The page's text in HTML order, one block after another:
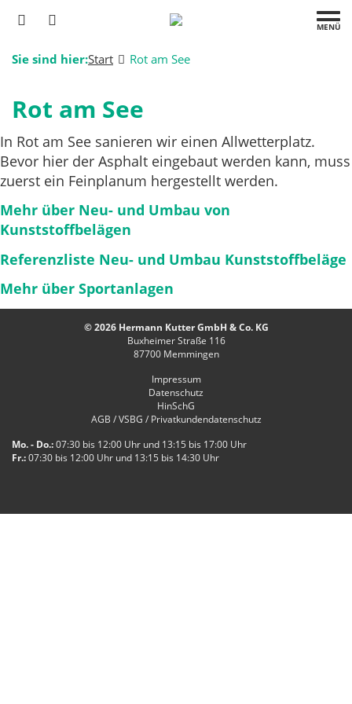
MENÜ
Sie sind hier:Start Rot am See
Rot am See
In Rot am See sanieren wir einen Allwetterplatz.
Bevor hier der Asphalt eingebaut werden kann, muss
zuerst ein Feinplanum hergestellt werden.
Mehr über Neu- und Umbau von
Kunststoffbelägen
Referenzliste Neu- und Umbau Kunststoffbeläge
Mehr über Sportanlagen
© 2026 Hermann Kutter GmbH & Co. KG
Buxheimer Straße 116
87700Memmingen
Impressum
Datenschutz
HinSchG
AGB / VSBG / Privatkundendatenschutz
Mo. - Do.:07:30 bis 12:00 Uhr und 13:15 bis 17:00 Uhr
Fr.:07:30 bis 12:00 Uhr und 13:15 bis 14:30 Uhr